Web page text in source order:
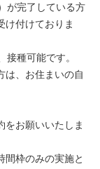
が完了している方
け付けておりま
種可能です。
は、お住まいの自
をお願いいたしま
枠のみの実施と